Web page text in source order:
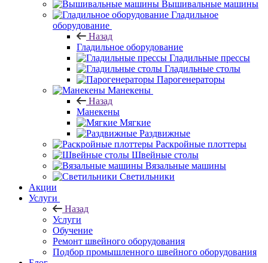
Вышивальные машины
Гладильное
оборудование
Назад
Гладильное оборудование
Гладильные прессы
Гладильные столы
Парогенераторы
Манекены
Назад
Манекены
Мягкие
Раздвижные
Раскройные плоттеры
Швейные столы
Вязальные машины
Светильники
Акции
Услуги
Назад
Услуги
Обучение
Ремонт швейного оборудования
Подбор промышленного швейного оборудования